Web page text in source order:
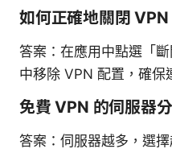
如何正確地關閉
答案：在應用中點選「
中移除 VPN 配置，確保
免費 VPN 的伺服器
答案：伺服器越多，選